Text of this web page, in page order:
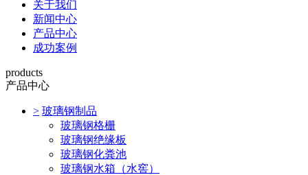
关于我们
新闻中心
产品中心
成功案例
products
产品中心
> 玻璃钢制品
玻璃钢格栅
玻璃钢绝缘板
玻璃钢化粪池
玻璃钢水箱（水窖）